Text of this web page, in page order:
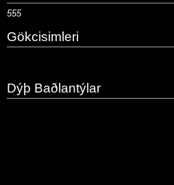
555
Gökcisimleri
Dýþ Baðlantýlar